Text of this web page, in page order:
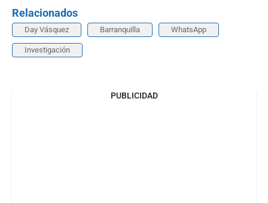
Relacionados
Day Vásquez Barranquilla WhatsApp
Investigación
PUBLICIDAD